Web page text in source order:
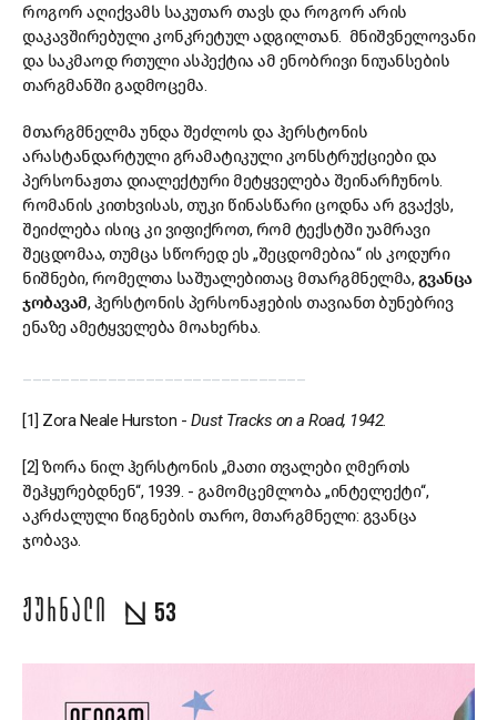
როგორ აღიქვამს საკუთარ თავს და როგორ არის
დაკავშირებული კონკრეტულ ადგილთან. მნიშვნელოვანი
და საკმაოდ რთული ასპექტია ამ ენობრივი ნიუანსების
თარგმანში გადმოცემა.
მთარგმნელმა უნდა შეძლოს და ჰერსტონის
არასტანდარტული გრამატიკული კონსტრუქციები და
პერსონაჟთა დიალექტური მეტყველება შეინარჩუნოს.
რომანის კითხვისას, თუკი წინასწარი ცოდნა არ გვაქვს,
შეიძლება ისიც კი ვიფიქროთ, რომ ტექსტში უამრავი
შეცდომაა, თუმცა სწორედ ეს „შეცდომებია“ ის კოდური
ნიშნები, რომელთა საშუალებითაც მთარგმნელმა, გვანცა
ჯობავამ, ჰერსტონის პერსონაჟების თავიანთ ბუნებრივ
ენაზე ამეტყველება მოახერხა.
[1] Zora Neale Hurston - Dust Tracks on a Road, 1942.
[2] ზორა ნილ ჰერსტონის „მათი თვალები ღმერთს
შეჰყურებდნენ“, 1939. - გამომცემლობა „ინტელექტი“,
აკრძალული წიგნების თარო, მთარგმნელი: გვანცა
ჯობავა.
ᲟᲣᲠᲜᲐᲚᲘ 53